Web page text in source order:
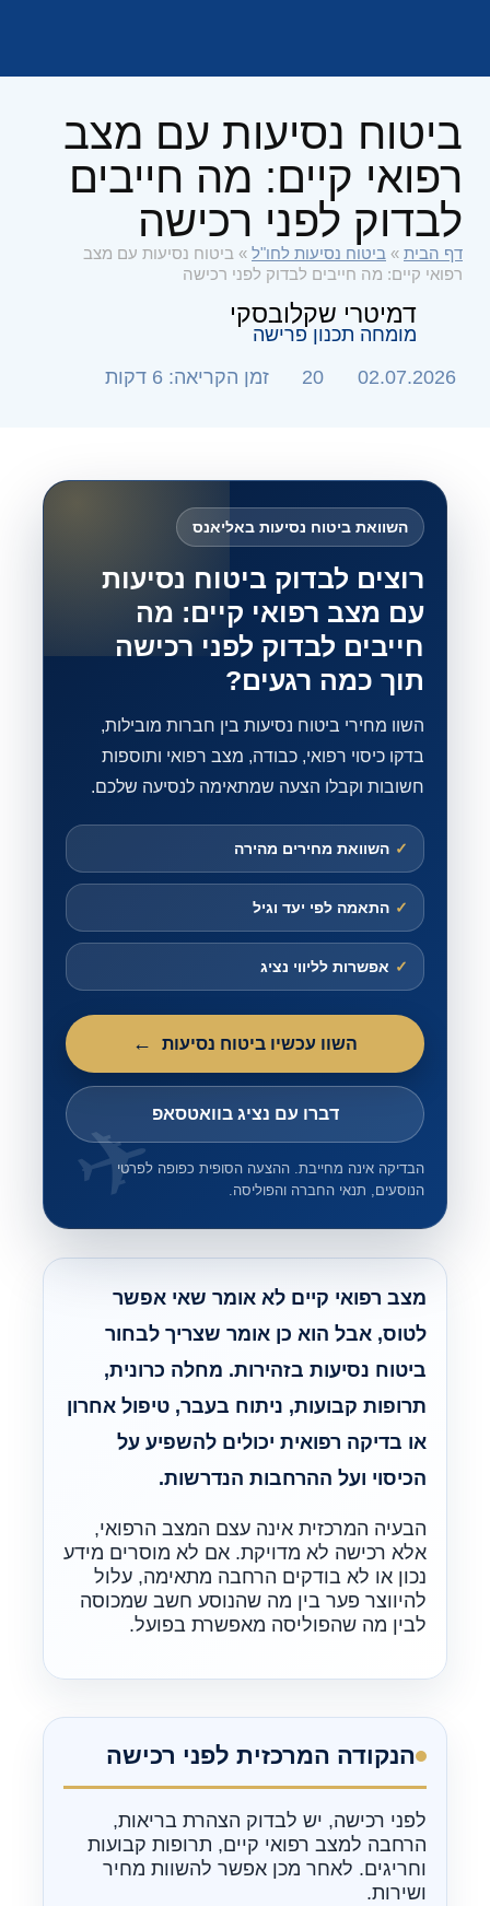
ביטוח נסיעות עם מצב
רפואי קיים: מה חייבים
לבדוק לפני רכישה
דף הבית » ביטוח נסיעות לחו"ל » ביטוח נסיעות עם מצב
רפואי קיים: מה חייבים לבדוק לפני רכישה
דמיטרי שקלובסקי
מומחה תכנון פרישה
02.07.2026
20 זמן הקריאה: 6 דקות
השוואת ביטוח נסיעות באליאנס
רוצים לבדוק ביטוח נסיעות
עם מצב רפואי קיים: מה
חייבים לבדוק לפני רכישה
תוך כמה רגעים?
השוו מחירי ביטוח נסיעות בין חברות מובילות,
בדקו כיסוי רפואי, כבודה, מצב רפואי ותוספות
חשובות וקבלו הצעה שמתאימה לנסיעה שלכם.
✓ השוואת מחירים מהירה
✓ התאמה לפי יעד וגיל
✓ אפשרות לליווי נציג
השוו עכשיו ביטוח נסיעות
דברו עם נציג בוואטסאפ
הבדיקה אינה מחייבת. ההצעה הסופית כפופה לפרטי
הנוסעים, תנאי החברה והפוליסה.
מצב רפואי קיים לא אומר שאי אפשר
לטוס, אבל הוא כן אומר שצריך לבחור
ביטוח נסיעות בזהירות. מחלה כרונית,
תרופות קבועות, ניתוח בעבר, טיפול אחרון
או בדיקה רפואית יכולים להשפיע על
הכיסוי ועל ההרחבות הנדרשות.
הבעיה המרכזית אינה עצם המצב הרפואי,
אלא רכישה לא מדויקת. אם לא מוסרים מידע
נכון או לא בודקים הרחבה מתאימה, עלול
להיווצר פער בין מה שהנוסע חשב שמכוסה
לבין מה שהפוליסה מאפשרת בפועל.
הנקודה המרכזית לפני רכישה
לפני רכישה, יש לבדוק הצהרת בריאות,
הרחבה למצב רפואי קיים, תרופות קבועות
וחריגים. לאחר מכן אפשר להשוות מחיר
ושירות.